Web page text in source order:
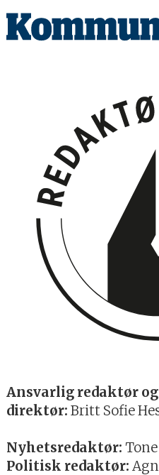
Ansvarlig redaktør
direktør: Britt Sofie
Nyhetsredaktør:
Politisk redaktør: